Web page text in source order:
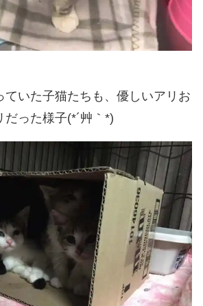
ていた子猫たちも、優しいアリお
だった様子(*´艸｀*)